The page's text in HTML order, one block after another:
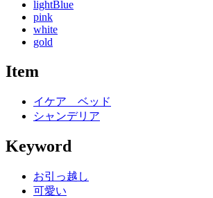
lightBlue
pink
white
gold
Item
イケア ベッド
シャンデリア
Keyword
お引っ越し
可愛い